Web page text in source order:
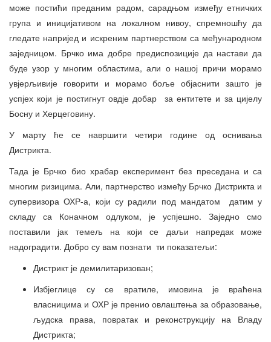
може постићи преданим радом, сарадњом између етничких
група и иницијативом на локалном нивоу, спремношћу да
гледате напријед и искреним партнерством са међународном
заједницом. Брчко има добре предиспозиције да настави да
буде узор у многим областима, али о нашој причи морамо
увјерљивије говорити и морамо боље објаснити зашто је
успјех који је постигнут овдје добар за ентитете и за цијелу
Босну и Херцеговину.
У марту ће се навршити четири године од оснивања
Дистрикта.
Тада је Брчко био храбар експеримент без преседана и са
многим ризицима. Али, партнерство између Брчко Дистрикта и
супервизора ОХР-а, који су радили под мандатом датим у
складу са Коначном одлуком, је успјешно. Заједно смо
поставили јак темељ на који се даљи напредак може
надоградити. Добро су вам познати ти показатељи:
Дистрикт је демилитаризован;
Избјеглице су се вратиле, имовина је враћена
власницима и ОХР је пренио овлаштења за образовање,
људска права, повратак и реконструкцију на Владу
Дистрикта;